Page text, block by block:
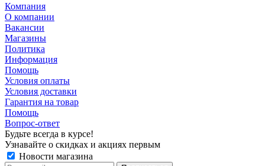
Компания
О компании
Вакансии
Магазины
Политика
Информация
Помощь
Условия оплаты
Условия доставки
Гарантия на товар
Помощь
Вопрос-ответ
Будьте всегда в курсе!
Узнавайте о скидках и акциях первым
Новости магазина